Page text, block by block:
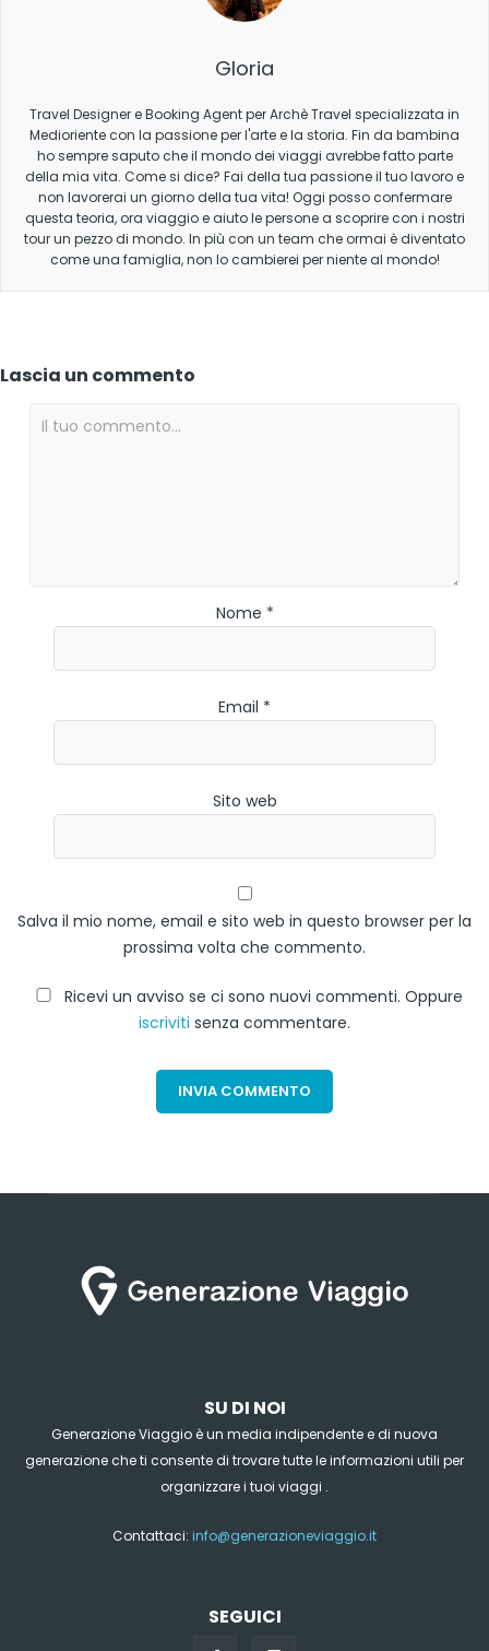
Gloria
Travel Designer e Booking Agent per Archè Travel specializzata in
Medioriente con la passione per l'arte e la storia. Fin da bambina
ho sempre saputo che il mondo dei viaggi avrebbe fatto parte
della mia vita. Come si dice? Fai della tua passione il tuo lavoro e
non lavorerai un giorno della tua vita! Oggi posso confermare
questa teoria, ora viaggio e aiuto le persone a scoprire con i nostri
tour un pezzo di mondo. In più con un team che ormai è diventato
come una famiglia, non lo cambierei per niente al mondo!
Lascia un commento
Nome *
Email *
Sito web
Salva il mio nome, email e sito web in questo browser per la
prossima volta che commento.
Ricevi un avviso se ci sono nuovi commenti. Oppure
iscriviti senza commentare.
SU DI NOI
Generazione Viaggio è un media indipendente e di nuova
generazione che ti consente di trovare tutte le informazioni utili per
organizzare i tuoi viaggi .
Contattaci: info@generazioneviaggio.it
SEGUICI